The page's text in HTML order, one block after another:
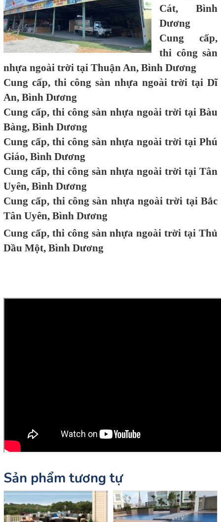
Cát, Bình
Dương
Cung cấp,
thi công sàn
nhựa ngoài trời tại Thuận An, Bình Dương
Cung cấp, thi công sàn nhựa ngoài trời tại Dĩ
An, Bình Dương
Cung cấp, thi công sàn nhựa ngoài trời tại Bàu
Bàng, Bình Dương
Cung cấp, thi công sàn nhựa ngoài trời tại Phú
Giáo, Bình Dương
Cung cấp, thi công sàn nhựa ngoài trời tại Tân
Uyên, Bình Dương
Cung cấp, thi công sàn nhựa ngoài trời tại Bắc
Tân Uyên, Bình Dương
Cung cấp, thi công sàn nhựa ngoài trời tại Thủ
Dầu Một, Bình Dương
Sản phẩm tương tự